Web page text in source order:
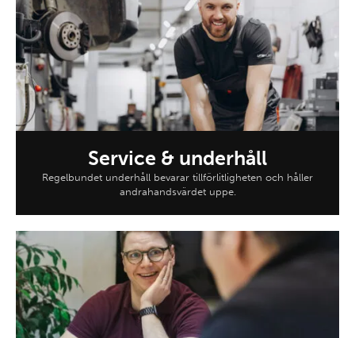
Service & underhåll
Regelbundet underhåll bevarar tillförlitligheten och håller
andrahandsvärdet uppe.